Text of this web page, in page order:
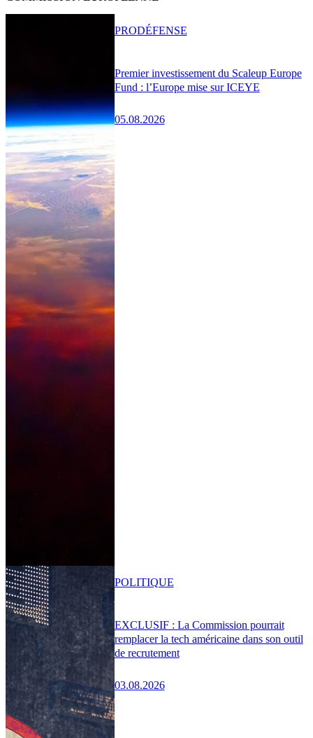
Premier investissement du Scaleup Europe
Fund : l’Europe mise sur ICEYE
05.08.2026
PRODÉFENSE
EXCLUSIF : La Commission pourrait
remplacer la tech américaine dans son outil
de recrutement
03.08.2026
POLITIQUE